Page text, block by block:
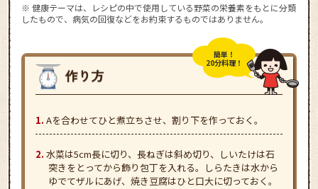
※ 健康テーマは、レシピの中で使用している野菜の栄養素をもとに分類
したもので、病気の回復などをお約束するものではありません。
簡単！
20分料理！
Aを合わせてひと煮立ちさせ、割り下を作っておく。
水菜は5cm長に切り、長ねぎは斜め切り、しいたけは石
突きをとってから飾り包丁を入れる。しらたきは水から
ゆでてザルにあげ、焼き豆腐はひと口大に切っておく。